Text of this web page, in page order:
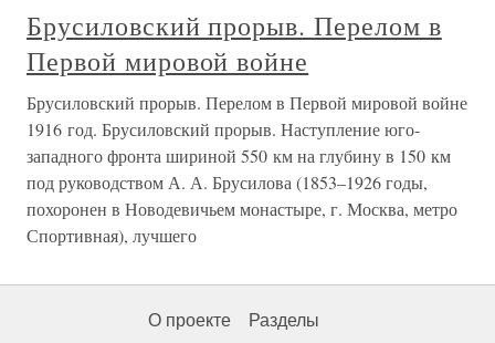
Брусиловский прорыв. Перелом в
Первой мировой войне
Брусиловский прорыв. Перелом в Первой мировой войне
1916 год. Брусиловский прорыв. Наступление юго-
западного фронта шириной 550 км на глубину в 150 км
под руководством А. А. Брусилова (1853–1926 годы,
похоронен в Новодевичьем монастыре, г. Москва, метро
Спортивная), лучшего
О проекте Разделы